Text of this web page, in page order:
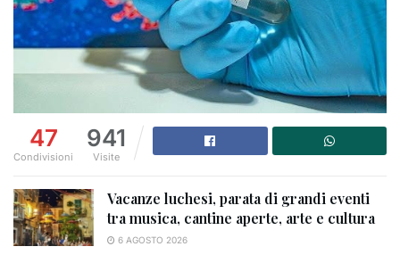
47
Condivisioni
941
Visite
Vacanze luchesi, parata di grandi eventi
tra musica, cantine aperte, arte e cultura
6 AGOSTO 2026